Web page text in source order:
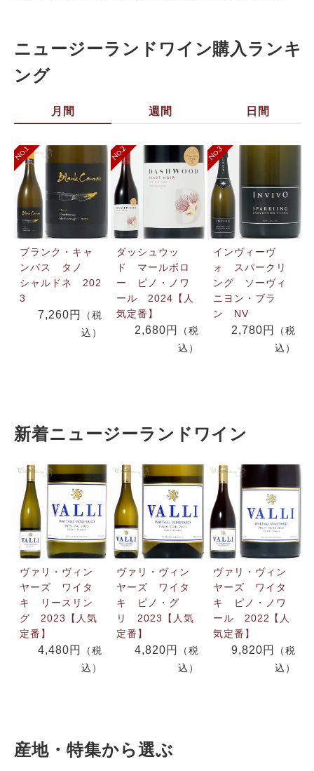
ニュージーランドワイン購入ランキ
ング
月間 週間 日間
ブランク・キャ
ンバス タノ
シャルドネ 202
3
7,260円
（税
込）
ダッシュウッ
ド マールボロ
ー ピノ・ノワ
ール 2024【人
気定番】
2,680円
（税
込）
インヴィーヴ
ォ スパークリ
ング ソーヴィ
ニヨン・ブラ
ン NV
2,780円
（税
込）
新着ニュージーランドワイン
ヴァリ・ヴィン
ヤーズ ワイタ
キ リースリン
グ 2023【人気
定番】
4,480円
（税
込）
ヴァリ・ヴィン
ヤーズ ワイタ
キ ピノ・グ
リ 2023【人気
定番】
4,820円
（税
込）
ヴァリ・ヴィン
ヤーズ ワイタ
キ ピノ・ノワ
ール 2022【人
気定番】
9,820円
（税
込）
産地・特集から選ぶ